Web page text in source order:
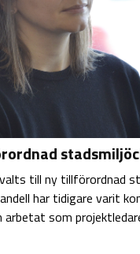
valts till ny tillförordnad
har tidigare varit
arbetat som